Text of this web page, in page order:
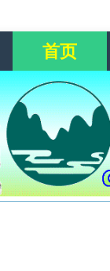
首页